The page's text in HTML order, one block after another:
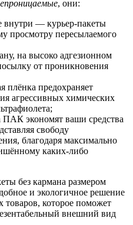
, они:
внутри — курьер-пакеты
просмотру пересылаемого
на высоко адгезионном
от проникновения
плёнка предохраняет
агрессивных химических
ПАК экономят ваши средства
свободу
благодаря максимально
каких-либо
без кармана размером
и экологичное решение
товаров, которое поможет
внешний вид